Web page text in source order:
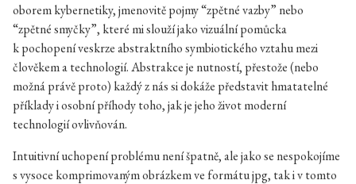
oborem kybernetiky, jmenovitě pojmy “zpětné vazby” nebo
“zpětné smyčky”, které mi slouží jako vizuální pomůcka
k pochopení veskrze abstraktního symbiotického vztahu mezi
člověkem a technologií. Abstrakce je nutností, přestože (nebo
možná právě proto) každý z nás si dokáže představit hmatatelné
příklady i osobní příhody toho, jak je jeho život moderní
technologií ovlivňován.
Intuitivní uchopení problému není špatně, ale jako se nespokojíme
s vysoce komprimovaným obrázkem ve formátu jpg, tak i v tomto